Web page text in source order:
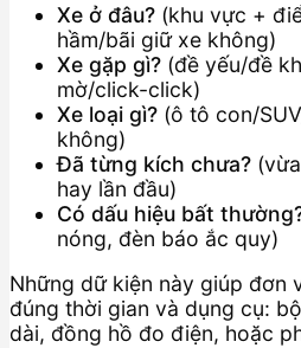
Xe ở đâu? (khu vực +
hầm/bãi giữ xe không)
Xe gặp gì? (đề yếu/đề
mờ/click-click)
Xe loại gì? (ô tô con/
không)
Đã từng kích chưa?
hay lần đầu)
Có dấu hiệu bất
nóng, đèn báo ắc quy)
Những dữ kiện này giúp đơn
đúng thời gian và dụng cụ:
dài, đồng hồ đo điện, hoặc